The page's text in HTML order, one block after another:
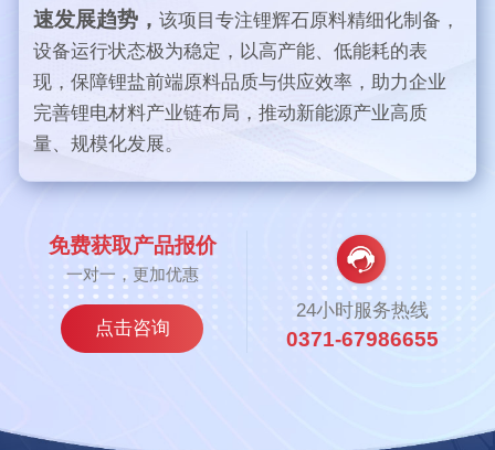
速发展趋势，该项目专注锂辉石原料精细化制备，
设备运行状态极为稳定，以高产能、低能耗的表
现，保障锂盐前端原料品质与供应效率，助力企业
完善锂电材料产业链布局，推动新能源产业高质
量、规模化发展。
免费获取产品报价
一对一，更加优惠
点击咨询
24小时服务热线
0371-67986655